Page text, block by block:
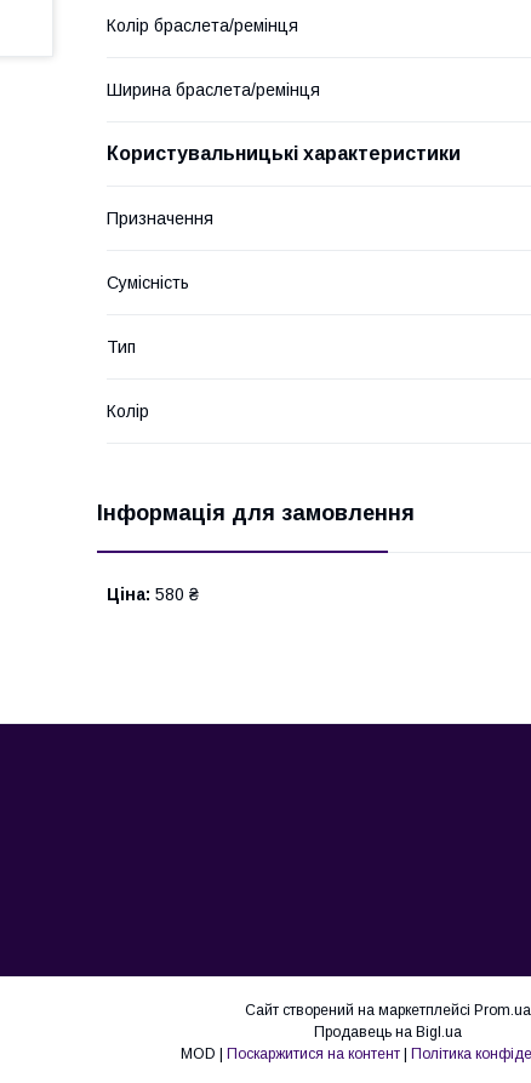
Колір браслета/ремінця
Ширина браслета/ремінця
Користувальницькі характеристики
Призначення
Сумісність
Тип
Колір
Інформація для замовлення
Ціна: 580 ₴
Сайт створений на маркетплейсі Prom.ua
Продавець на Bigl.ua
MOD | Поскаржитися на контент | Політика